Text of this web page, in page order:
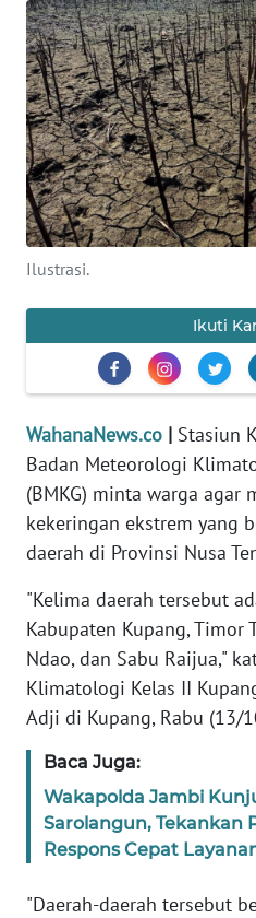
Ilustrasi.
Ikuti
WahanaNews.co | Stasiun
Badan Meteorologi
(BMKG) minta warga agar
kekeringan ekstrem yang
daerah di Provinsi Nusa
"Kelima daerah tersebut
Kabupaten Kupang, Timor
Ndao, dan Sabu Raijua,"
Klimatologi Kelas II
Adji di Kupang, Rabu (13/
Baca Juga:
Wakapolda Jambi
Sarolangun, Tekankan
Respons Cepat
"Daerah-daerah tersebut
EKUIN
SAINS-TEKNO
KESEHATAN
INTERNASIONAL
SERBA-SERBI
PENDIDIKAN
OLAHRAGA
OPINI
EDITORIAL
INDEKS
BERITA
KONTAK
KAMI
INFO
IKLAN
KAMI